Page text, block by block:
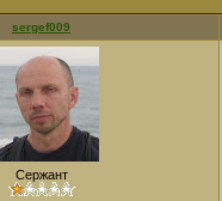
sergef009
Сержант